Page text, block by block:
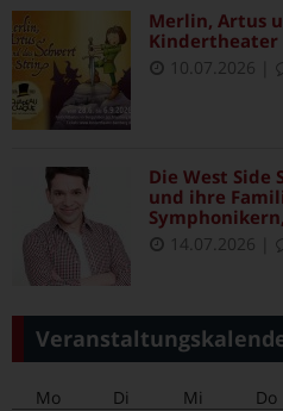
Merlin, Artus
10.07.2026
Die West Side
und ihre
14.07.2026
Mo Di Mi Do